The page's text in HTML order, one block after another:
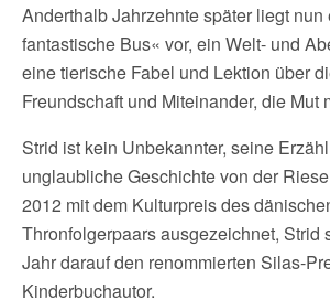
Anderthalb Jahrzehnte später liegt
fantastische Bus« vor, ein Welt- und
eine tierische Fabel und Lektion über
Freundschaft und Miteinander, die Mut
Strid ist kein Unbekannter, seine
unglaubliche Geschichte von der
2012 mit dem Kulturpreis des
Thronfolgerpaars ausgezeichnet, Strid
Jahr darauf den renommierten Silas-
Kinderbuchautor.